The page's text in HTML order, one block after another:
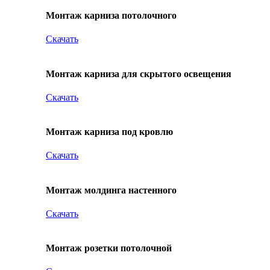
Монтаж карниза потолочного
Скачать
Монтаж карниза для скрытого освещения
Скачать
Монтаж карниза под кровлю
Скачать
Монтаж молдинга настенного
Скачать
Монтаж розетки потолочной